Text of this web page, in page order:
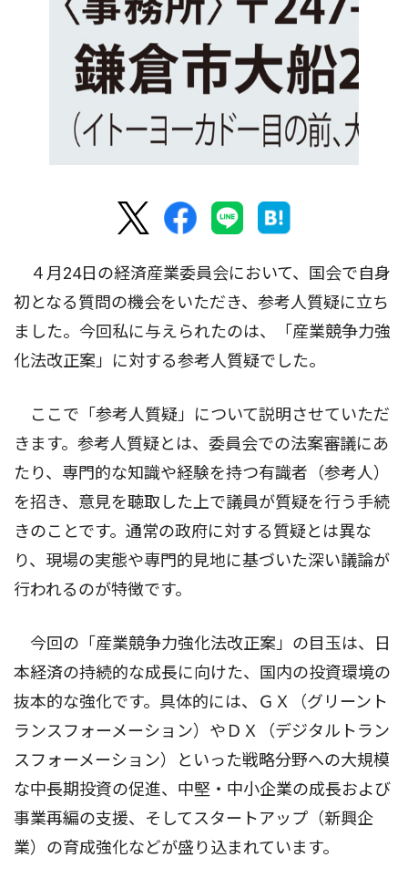
４月24日の経済産業委員会において、国会で自身
初となる質問の機会をいただき、参考人質疑に立ち
ました。今回私に与えられたのは、「産業競争力強
化法改正案」に対する参考人質疑でした。
ここで「参考人質疑」について説明させていただ
きます。参考人質疑とは、委員会での法案審議にあ
たり、専門的な知識や経験を持つ有識者（参考人）
を招き、意見を聴取した上で議員が質疑を行う手続
きのことです。通常の政府に対する質疑とは異な
り、現場の実態や専門的見地に基づいた深い議論が
行われるのが特徴です。
今回の「産業競争力強化法改正案」の目玉は、日
本経済の持続的な成長に向けた、国内の投資環境の
抜本的な強化です。具体的には、ＧＸ（グリーント
ランスフォーメーション）やＤＸ（デジタルトラン
スフォーメーション）といった戦略分野への大規模
な中長期投資の促進、中堅・中小企業の成長および
事業再編の支援、そしてスタートアップ（新興企
業）の育成強化などが盛り込まれています。